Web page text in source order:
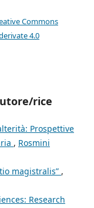
Commons
4.0
rice
Prospettive
, Rosmini
magistralis” ,
Research